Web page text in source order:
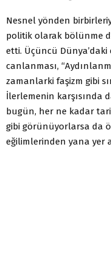
Nesnel yönden
politik olarak bölünme
etti. Üçüncü
canlanması,
zamanlarki faşizm gibi
İlerlemenin karşısında
bugün, her ne kadar
gibi görünüyorlarsa da
eğilimlerinden yana yer